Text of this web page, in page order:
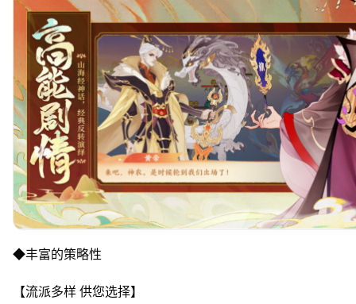
◆丰富的策略性
【流派多样 供您选择】